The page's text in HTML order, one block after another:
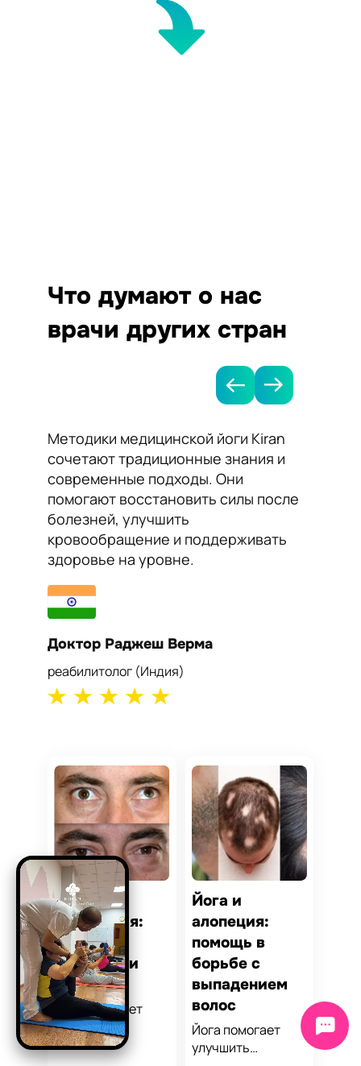
Что думают о нас
врачи других стран
Методики медицинской йоги Kiran
сочетают традиционные знания и
современные подходы. Они
помогают восстановить силы после
болезней, улучшить
кровообращение и поддерживать
здоровье на уровне.
Доктор Раджеш Верма
реабилитолог (Индия)
Йога и
амблиопия:
помощь в
улучшении
зрения
Йога помогает
улучшить
кровообращение,
снизить нагрузку
Йога и
алопеция:
помощь в
борьбе с
выпадением
волос
Йога помогает
улучшить